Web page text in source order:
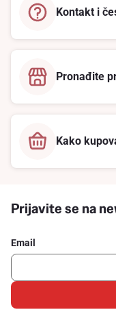
Kontakt i
Pronađite
Kako
Prijavite se na
Email